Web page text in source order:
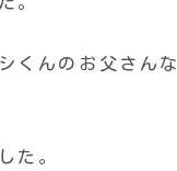
くんのお父さんな
た。